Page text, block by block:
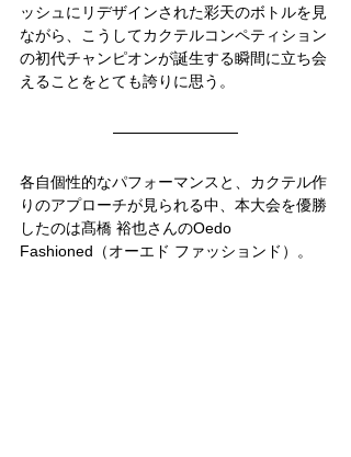
ッシュにリデザインされた彩天のボトルを見
ながら、こうしてカクテルコンペティション
の初代チャンピオンが誕生する瞬間に立ち会
えることをとても誇りに思う。
各自個性的なパフォーマンスと、カクテル作
りのアプローチが見られる中、本大会を優勝
したのは髙橋 裕也さんのOedo
Fashioned（オーエド ファッションド）。